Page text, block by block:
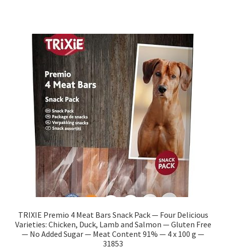
TRIXIE Premio 4 Meat Bars Snack Pack — Four Delicious
Varieties: Chicken, Duck, Lamb and Salmon — Gluten Free
— No Added Sugar — Meat Content 91% — 4 x 100 g —
31853